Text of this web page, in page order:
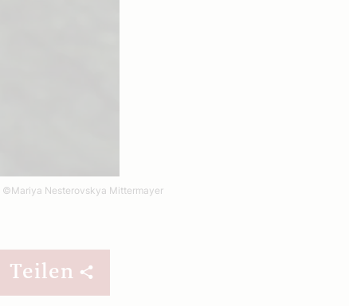
©Mariya Nesterovskya Mittermayer
Teilen